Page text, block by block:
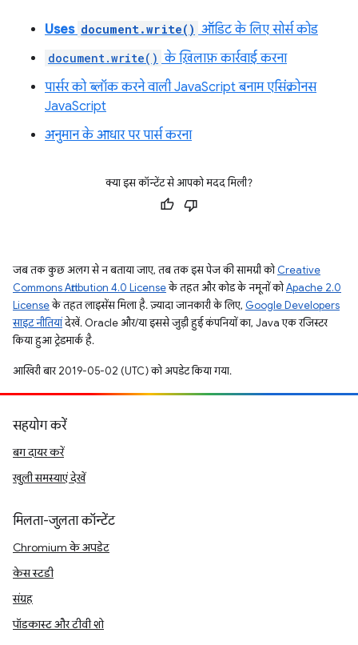
Uses document.write() ऑडिट के लिए सोर्स कोड
document.write() के ख़िलाफ़ कार्रवाई करना
पार्सर को ब्लॉक करने वाली JavaScript बनाम एसिंक्रोनस
JavaScript
अनुमान के आधार पर पार्स करना
क्या इस कॉन्टेंट से आपको मदद मिली?
जब तक कुछ अलग से न बताया जाए, तब तक इस पेज की सामग्री कोCreative
Commons Attribution 4.0 Licenseके तहत और कोड के नमूनों कोApache 2.0
Licenseके तहत लाइसेंस मिला है. ज़्यादा जानकारी के लिए, Google Developers
साइट नीतियांदेखें. Oracle और/या इससे जुड़ी हुई कंपनियों का, Java एक रजिस्टर
किया हुआ ट्रेडमार्क है.
आखिरी बार 2019-05-02 (UTC) को अपडेट किया गया.
सहयोग करें
बग दायर करें
खुली समस्याएं देखें
मिलता-जुलता कॉन्टेंट
Chromium के अपडेट
केस स्टडी
संग्रह
पॉडकास्ट और टीवी शो